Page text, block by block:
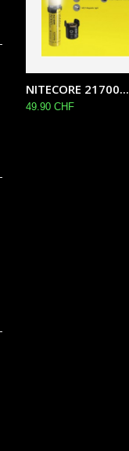
NITECORE 21700...
49.90 CHF